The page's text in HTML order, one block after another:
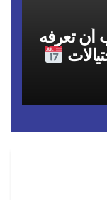
ما يجب أن تعرفه